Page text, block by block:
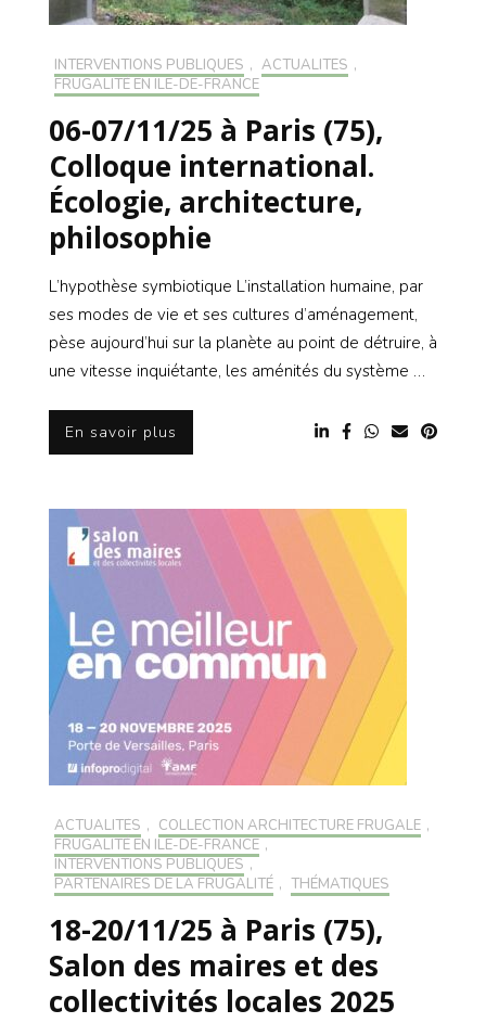
INTERVENTIONS PUBLIQUES , ACTUALITÉS ,
FRUGALITÉ EN ILE-DE-FRANCE
06-07/11/25 à Paris (75),
Colloque international.
Écologie, architecture,
philosophie
L’hypothèse symbiotique L’installation humaine, par
ses modes de vie et ses cultures d’aménagement,
pèse aujourd’hui sur la planète au point de détruire, à
une vitesse inquiétante, les aménités du système …
En savoir plus
ACTUALITÉS , COLLECTION ARCHITECTURE FRUGALE ,
FRUGALITÉ EN ILE-DE-FRANCE ,
INTERVENTIONS PUBLIQUES ,
PARTENAIRES DE LA FRUGALITÉ , THÉMATIQUES
18-20/11/25 à Paris (75),
Salon des maires et des
collectivités locales 2025